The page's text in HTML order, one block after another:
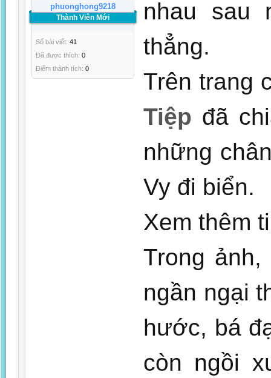
phuonghong9218
Thành Viên Mới
Số bài viết: 41
Đã được thích: 0
Điểm thành tích: 0
nhau sau
thẳng.
Trên trang
Tiệp đã
những
Vy đi biển.
Xem thêm
Trong
ngần ngại
hước, bá
còn ngồi